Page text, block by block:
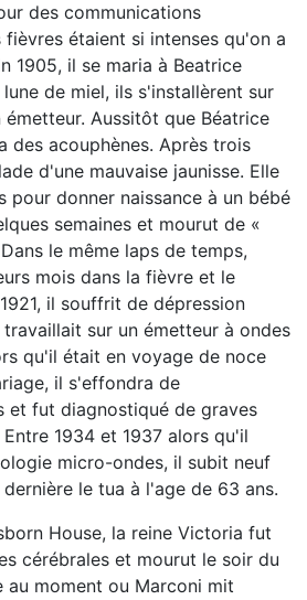
des communications
étaient si intenses qu'on a
1905, il se maria à Beatrice
de miel, ils s'installèrent sur
émetteur. Aussitôt que Béatrice
des acouphènes. Après trois
d'une mauvaise jaunisse. Elle
pour donner naissance à un bébé
semaines et mourut de «
le même laps de temps,
mois dans la fièvre et le
il souffrit de dépression
sur un émetteur à ondes
qu'il était en voyage de noce
il s'effondra de
et fut diagnostiqué de graves
1934 et 1937 alors qu'il
micro-ondes, il subit neuf
le tua à l'age de 63 ans.
House, la reine Victoria fut
cérébrales et mourut le soir du
au moment ou Marconi mit